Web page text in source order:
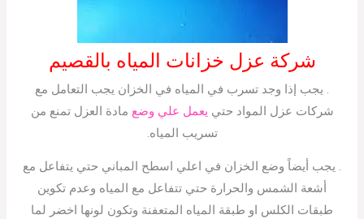
شركة عزل خزانات المياه بالقصيم
. يجب إذا وجد تسرب في المياه في الخزان يجب التعامل مع
شركات عزل المواد حتي يعمل علي وضع مادة العزل تمنع من
تسريب المياه.
. يجب أيضاً وضع الخزان في اعلي اسطح المباني حتي يتفاعل مع
أشعة الشمس والحرارة حتي تتفاعل مع المياه وعدم تكوين
طبقات الكلس او طبقة المياه المتعفنة وتكون لونها اخضر لما